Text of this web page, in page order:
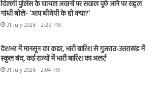
दिल्ली पुलिस के घायल जवानों पर सवाल पूछे जाने पर राहुल
गांधी बोले- ‘आप बीजेपी के हो क्या?’
31 July 2026 - 2:28 PM
देशभर में मानसून का कहर, भारी बारिश से गुजरात-उत्तराखंड में
स्कूल बंद, कई राज्यों में भारी बारिश का अलर्ट
31 July 2026 - 2:04 PM